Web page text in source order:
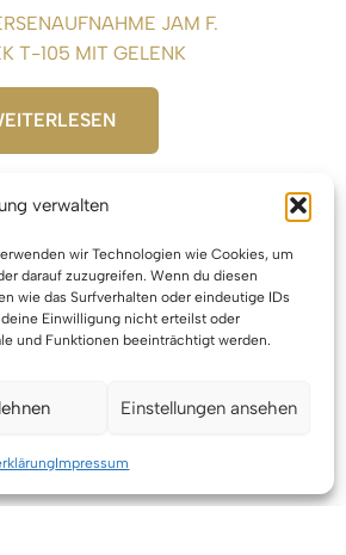
verwalten
wir Technologien wie Cookies, um
darauf zuzugreifen. Wenn du diesen
wie das Surfverhalten oder eindeutige IDs
Einwilligung nicht erteilst oder
und Funktionen beeinträchtigt werden.
Einstellungen ansehen
Impressum
JAM F.
T-105 MIT GELENK
Veranstaltungstechnik BW